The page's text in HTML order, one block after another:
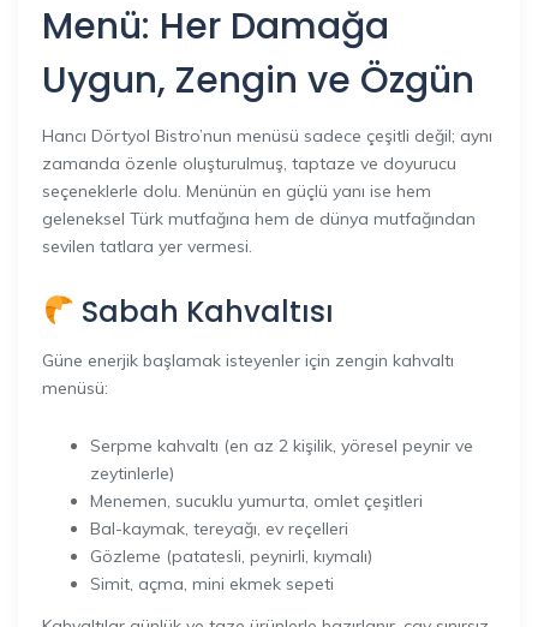
Menü: Her Damağa
Uygun, Zengin ve Özgün
Hancı Dörtyol Bistro’nun menüsü sadece çeşitli değil; aynı
zamanda özenle oluşturulmuş, taptaze ve doyurucu
seçeneklerle dolu. Menünün en güçlü yanı ise hem
geleneksel Türk mutfağına hem de dünya mutfağından
sevilen tatlara yer vermesi.
Sabah Kahvaltısı
Güne enerjik başlamak isteyenler için zengin kahvaltı
menüsü:
Serpme kahvaltı (en az 2 kişilik, yöresel peynir ve
zeytinlerle)
Menemen, sucuklu yumurta, omlet çeşitleri
Bal-kaymak, tereyağı, ev reçelleri
Gözleme (patatesli, peynirli, kıymalı)
Simit, açma, mini ekmek sepeti